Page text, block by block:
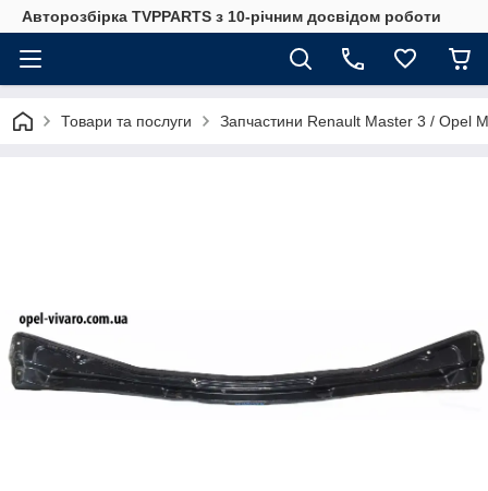
Авторозбірка TVPPARTS з 10-річним досвідом роботи
Товари та послуги Запчастини Renault Master 3 / Opel